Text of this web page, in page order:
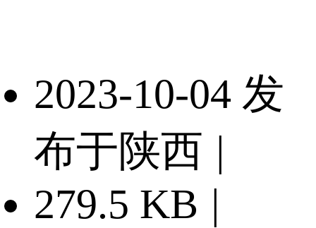
2023-10-04 发
布于陕西 |
279.5 KB |